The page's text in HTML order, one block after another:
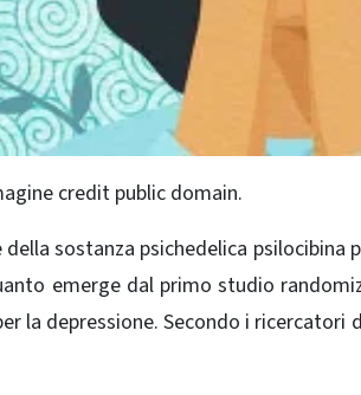
credit public domain.
della sostanza psichedelica
emerge dal primo studio
la depressione. Secondo i